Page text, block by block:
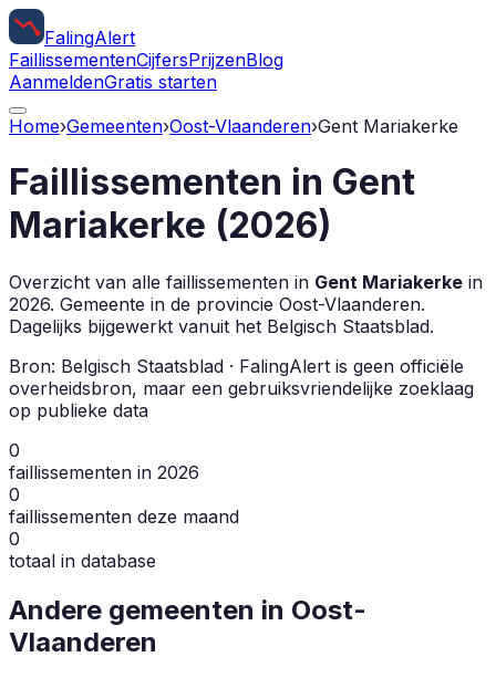
FalingAlert
FaillissementenCijfersPrijzenBlog
AanmeldenGratis starten
Home›Gemeenten›Oost-Vlaanderen›Gent Mariakerke
Faillissementen in Gent
Mariakerke (2026)
Overzicht van alle faillissementen in Gent Mariakerke in
2026. Gemeente in de provincie Oost-Vlaanderen.
Dagelijks bijgewerkt vanuit het Belgisch Staatsblad.
Bron: Belgisch Staatsblad · FalingAlert is geen officiële
overheidsbron, maar een gebruiksvriendelijke zoeklaag
op publieke data
0
faillissementen in 2026
0
faillissementen deze maand
0
totaal in database
Andere gemeenten in Oost-
Vlaanderen